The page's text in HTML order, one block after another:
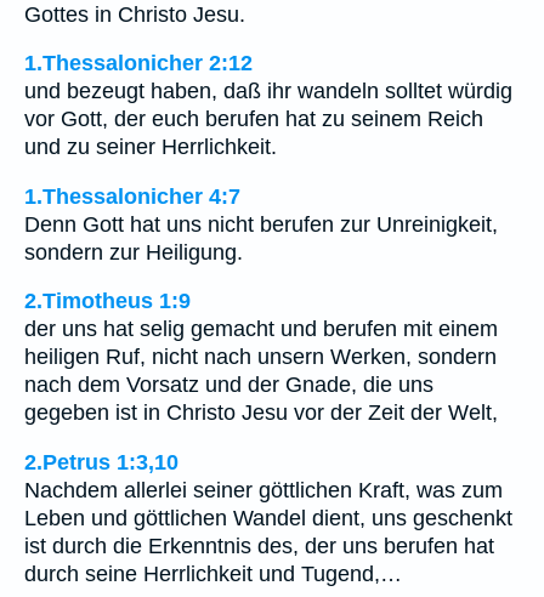
Gottes in Christo Jesu.
1.Thessalonicher 2:12
und bezeugt haben, daß ihr wandeln solltet würdig
vor Gott, der euch berufen hat zu seinem Reich
und zu seiner Herrlichkeit.
1.Thessalonicher 4:7
Denn Gott hat uns nicht berufen zur Unreinigkeit,
sondern zur Heiligung.
2.Timotheus 1:9
der uns hat selig gemacht und berufen mit einem
heiligen Ruf, nicht nach unsern Werken, sondern
nach dem Vorsatz und der Gnade, die uns
gegeben ist in Christo Jesu vor der Zeit der Welt,
2.Petrus 1:3,10
Nachdem allerlei seiner göttlichen Kraft, was zum
Leben und göttlichen Wandel dient, uns geschenkt
ist durch die Erkenntnis des, der uns berufen hat
durch seine Herrlichkeit und Tugend,…